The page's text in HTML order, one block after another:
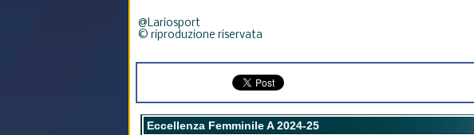
@Lariosport
© riproduzione riservata
Eccellenza Femminile A 2024-25